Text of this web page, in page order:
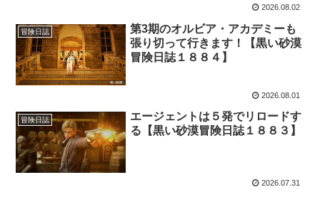
2026.08.02
冒険日誌
第3期のオルビア・アカデミーも
張り切って行きます！【黒い砂漠
冒険日誌１８８４】
2026.08.01
冒険日誌
エージェントは５発でリロードす
る【黒い砂漠冒険日誌１８８３】
2026.07.31